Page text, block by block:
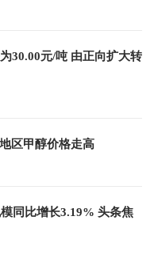
30.00元/吨 由正向扩大转
区甲醇价格走高
同比增长3.19% 头条焦